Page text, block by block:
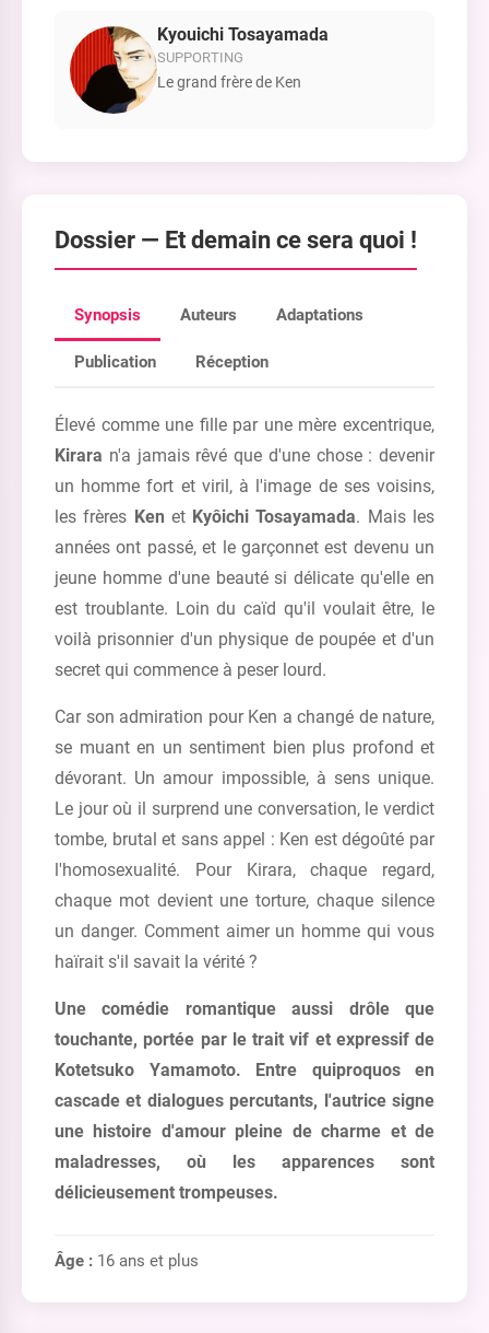
Kyouichi Tosayamada
SUPPORTING
Le grand frère de Ken
Dossier — Et demain ce sera quoi !
Synopsis Auteurs Adaptations
Publication Réception
Élevé comme une fille par une mère excentrique,
Kirara n'a jamais rêvé que d'une chose : devenir
un homme fort et viril, à l'image de ses voisins,
les frères Ken et Kyôichi Tosayamada. Mais les
années ont passé, et le garçonnet est devenu un
jeune homme d'une beauté si délicate qu'elle en
est troublante. Loin du caïd qu'il voulait être, le
voilà prisonnier d'un physique de poupée et d'un
secret qui commence à peser lourd.
Car son admiration pour Ken a changé de nature,
se muant en un sentiment bien plus profond et
dévorant. Un amour impossible, à sens unique.
Le jour où il surprend une conversation, le verdict
tombe, brutal et sans appel : Ken est dégoûté par
l'homosexualité. Pour Kirara, chaque regard,
chaque mot devient une torture, chaque silence
un danger. Comment aimer un homme qui vous
haïrait s'il savait la vérité ?
Une comédie romantique aussi drôle que
touchante, portée par le trait vif et expressif de
Kotetsuko Yamamoto. Entre quiproquos en
cascade et dialogues percutants, l'autrice signe
une histoire d'amour pleine de charme et de
maladresses, où les apparences sont
délicieusement trompeuses.
Âge : 16 ans et plus